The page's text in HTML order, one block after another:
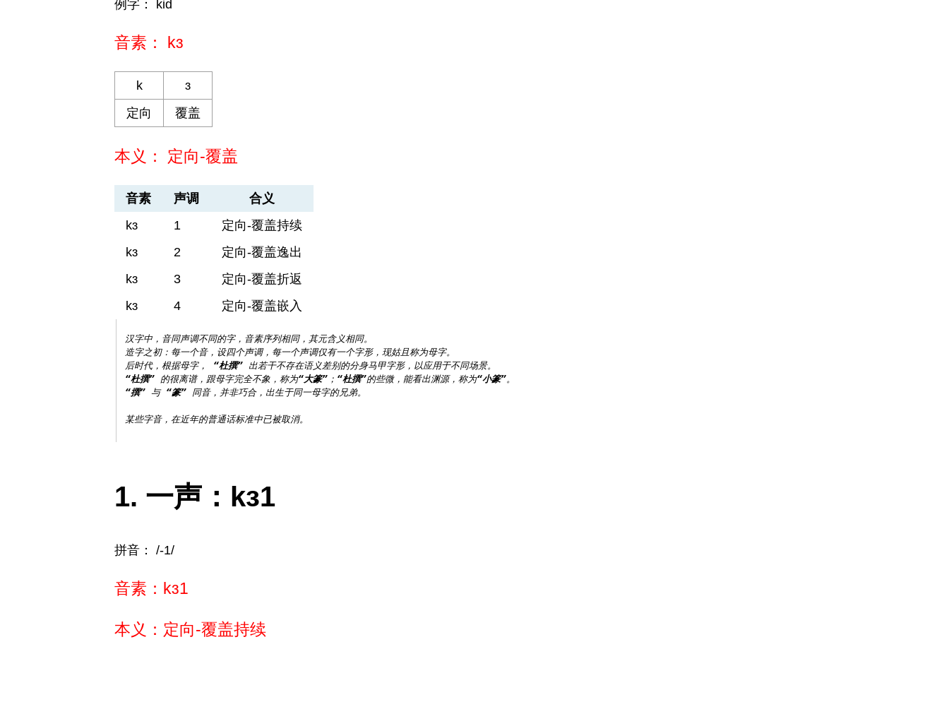
例字： kid
音素： kɜ
k
ɜ
定向
覆盖
本义： 定向-覆盖
音素 声调
合义
kɜ
1
定向-覆盖持续
kɜ
2
定向-覆盖逸出
kɜ
3
定向-覆盖折返
kɜ
4 定向-覆盖嵌入
汉字中，音同声调不同的字，音素序列相同，其元含义相同。
造字之初：每一个音，设四个声调，每一个声调仅有一个字形，现姑且称为母字。
后时代，根据母字， “杜撰”
“杜撰” 的很离谱，跟母字完全不象，称为“大篆”； “杜撰”的些微，能看出渊源，称为“小篆”
“撰” 与 “篆” 同音，并非巧合，出生于同一母字的兄弟。
一声：kɜ1
拼音： /-1/
音素：kɜ1
本义：定向-覆盖持续